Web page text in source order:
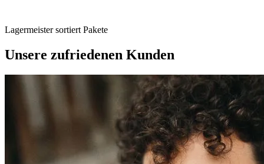
Lagermeister sortiert Pakete
Unsere zufriedenen Kunden